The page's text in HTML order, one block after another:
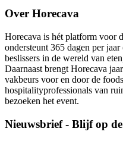
Over Horecava
Horecava is hét platform voor
ondersteunt 365 dagen per
beslissers in de wereld van
Daarnaast brengt Horecava
vakbeurs voor en door de
hospitalityprofessionals van
bezoeken het event.
Nieuwsbrief - Blijf op